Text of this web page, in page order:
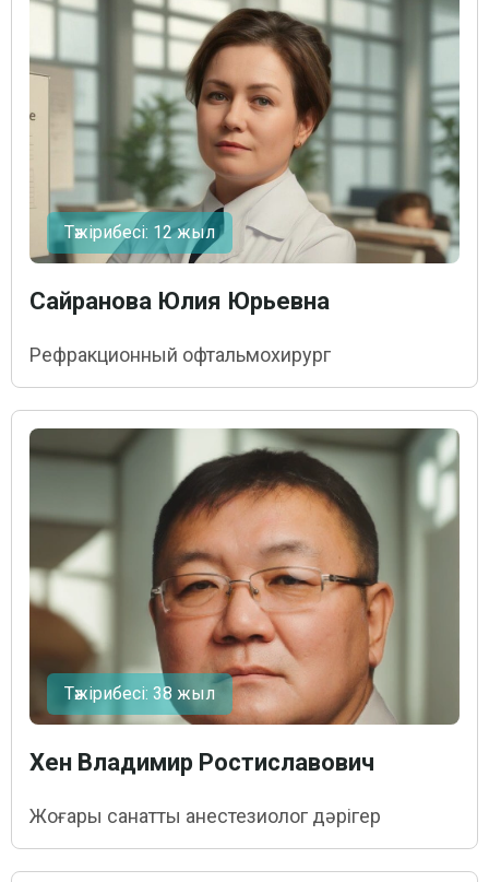
Тәжірибесі: 12 жыл
Сайранова Юлия Юрьевна
Рефракционный офтальмохирург
Тәжірибесі: 38 жыл
Хен Владимир Ростиславович
Жоғары санатты анестезиолог дәрігер